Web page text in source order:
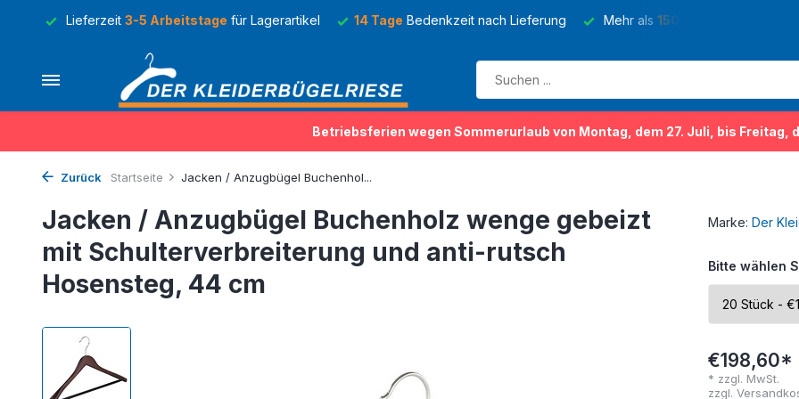
Lieferzeit 3-5 Arbeitstage für Lagerartikel 14 Tage Bedenkzeit nach Lieferung Mehr als 150 Sorten
Betriebsferien wegen Sommerurlaub von Montag, dem 27. Juli, bis Freitag,
Zurück Startseite Jacken / Anzugbügel Buchenhol...
Jacken / Anzugbügel Buchenholz wenge gebeizt
mit Schulterverbreiterung und anti-rutsch
Hosensteg, 44 cm
Marke: Der
Bitte wählen
€198,60*
* zzgl. MwSt.
zzgl.